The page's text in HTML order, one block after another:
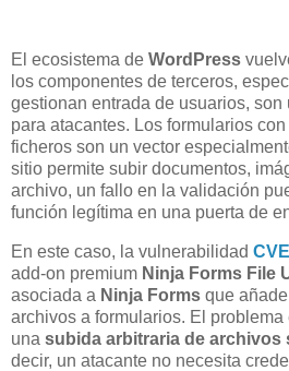
El ecosistema de WordPress
los componentes de terceros,
gestionan entrada de usuarios,
para atacantes. Los formularios
ficheros son un vector
sitio permite subir documentos,
archivo, un fallo en la validación
función legítima en una puerta de
En este caso, la vulnerabilidad
add-on premium Ninja Forms File
asociada a Ninja Forms que
archivos a formularios. El
una subida arbitraria de archivos
decir, un atacante no necesita